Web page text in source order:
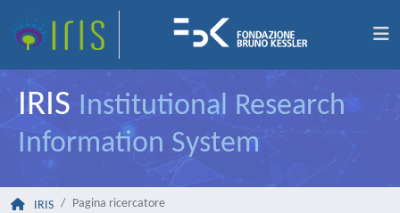
IRIS Institutional Research
Information System
IRIS Pagina ricercatore